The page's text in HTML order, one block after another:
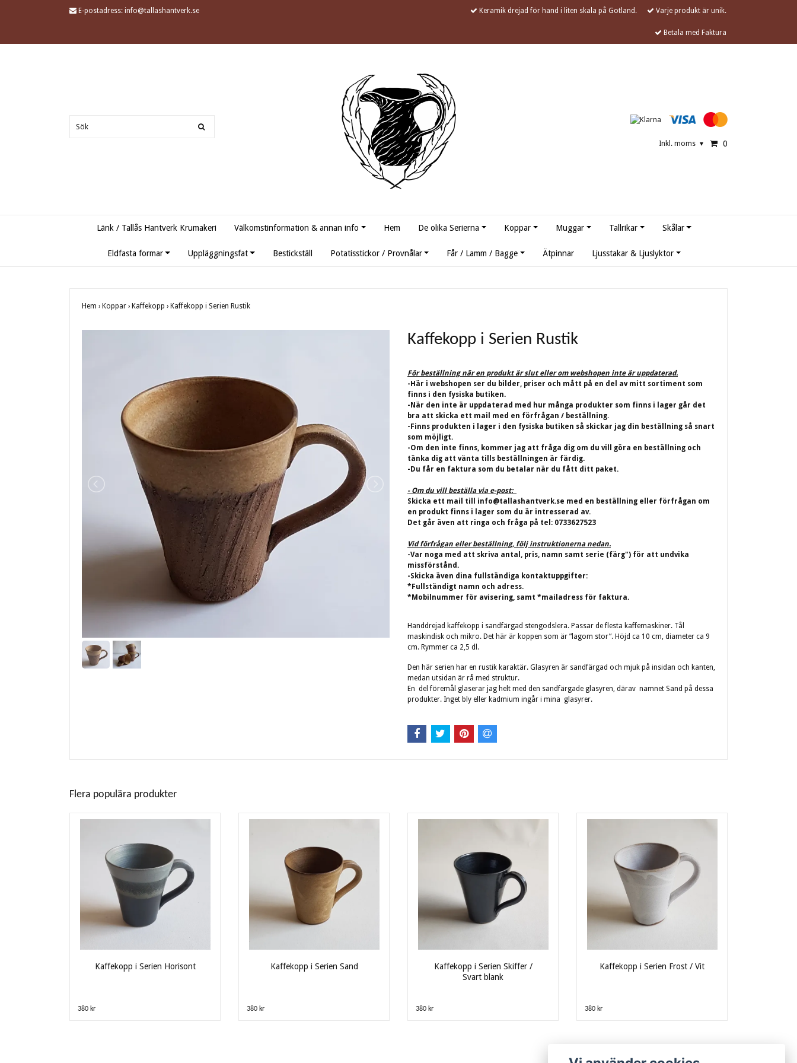
E-postadress: info@tallashantverk.se Keramik drejad för hand i liten skala på Gotland. Varje produkt är unik.
Betala med Faktura
Inkl. moms ▾ 0
Länk / Tallås Hantverk Krumakeri Välkomstinformation & annan info Hem De olika Serierna Koppar Muggar Tallrikar Skålar
Eldfasta formar Uppläggningsfat Bestickställ Potatisstickor / Provnålar Får / Lamm / Bagge Ätpinnar Ljusstakar & Ljuslyktor
Hem › Koppar › Kaffekopp › Kaffekopp i Serien Rustik
Kaffekopp i Serien Rustik
För beställning när en produkt är slut eller om webshopen inte är uppdaterad.
-Här i webshopen ser du bilder, priser och mått på en del av mitt sortiment som
finns i den fysiska butiken.
-När den inte är uppdaterad med hur många produkter som finns i lager går det
bra att skicka ett mail med en förfrågan / beställning.
-Finns produkten i lager i den fysiska butiken så skickar jag din beställning så snart
som möjligt.
-Om den inte finns, kommer jag att fråga dig om du vill göra en beställning och
tänka dig att vänta tills beställningen är färdig.
-Du får en faktura som du betalar när du fått ditt paket.
- Om du vill beställa via e-post:
Skicka ett mail till info@tallashantverk.se med en beställning eller förfrågan om
en produkt finns i lager som du är intresserad av.
Det går även att ringa och fråga på tel: 0733627523
Vid förfrågan eller beställning, följ instruktionerna nedan.
-Var noga med att skriva antal, pris, namn samt serie (färg") för att undvika
missförstånd.
-Skicka även dina fullständiga kontaktuppgifter:
*Fullständigt namn och adress.
*Mobilnummer för avisering, samt *mailadress för faktura.
Handdrejad kaffekopp i sandfärgad stengodslera. Passar de flesta kaffemaskiner. Tål
maskindisk och mikro. Det här är koppen som är ”lagom stor”. Höjd ca 10 cm, diameter ca 9
cm. Rymmer ca 2,5 dl.
Den här serien har en rustik karaktär. Glasyren är sandfärgad och mjuk på insidan och kanten,
medan utsidan är rå med struktur.
En del föremål glaserar jag helt med den sandfärgade glasyren, därav namnet Sand på dessa
produkter. Inget bly eller kadmium ingår i mina glasyrer.
Flera populära produkter
Kaffekopp i Serien Horisont
380 kr
Kaffekopp i Serien Sand
380 kr
Kaffekopp i Serien Skiffer /
Svart blank
380 kr
Kaffekopp i Serien Frost / Vit
380 kr